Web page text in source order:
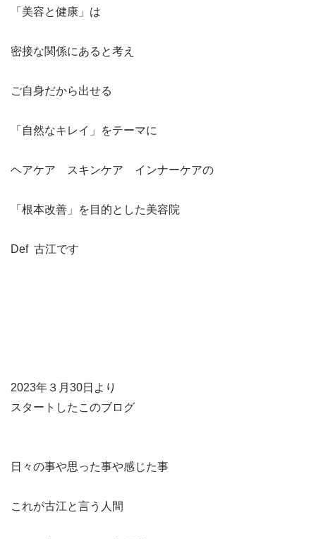
「美容と健康」は
密接な関係にあると考え
ご自身だから出せる
「自然なキレイ」をテーマに
ヘアケア スキンケア インナーケアの
「根本改善」を目的とした美容院
Def 古江です
2023年３月30日より
スタートしたこのブログ
日々の事や思った事や感じた事
これが古江と言う人間